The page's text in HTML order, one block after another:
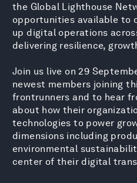
the Global Lighthouse
opportunities available to
up digital operations
delivering resilience,
Join us live on 29
newest members joining
frontrunners and to hear
about how their
technologies to power
dimensions including
environmental
center of their digital